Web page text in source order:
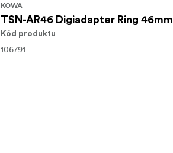
KOWA
TSN-AR46 Digiadapter Ring 46mm
Kód produktu
106791